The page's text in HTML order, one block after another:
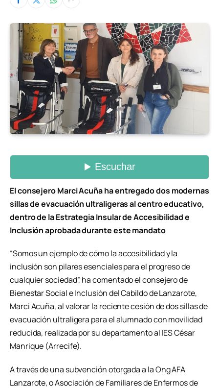
El consejero Marci Acuña ha entregado dos modernas
sillas de evacuación ultraligeras al centro educativo,
dentro de la Estrategia Insular de Accesibilidad e
Inclusión aprobada durante este mandato
“Somos un ejemplo de cómo la accesibilidad y la
inclusión son pilares esenciales para el progreso de
cualquier sociedad”, ha comentado el consejero de
Bienestar Social e Inclusión del Cabildo de Lanzarote,
Marci Acuña, al valorar la reciente cesión de dos sillas de
evacuación ultraligera para el alumnado con movilidad
reducida, realizada por su departamento al IES César
Manrique (Arrecife).
A través de una subvención otorgada a la Ong AFA
Lanzarote, o Asociación de Familiares de Enfermos de